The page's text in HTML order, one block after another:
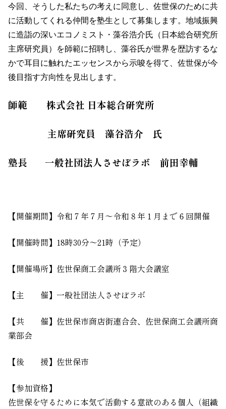
今回、そうした私たちの考えに同意し、佐世保のために共
に活動してくれる仲間を塾生として募集します。地域振興
に造詣の深いエコノミスト・藻谷浩介氏（日本総合研究所
主席研究員）を師範に招聘し、藻谷氏が世界を歴訪するな
かで耳目に触れたエッセンスから示唆を得て、佐世保が今
後目指す方向性を見出します。
師範 株式会社 日本総合研究所
主席研究員 藻谷浩介 氏
塾長 一般社団法人させぼラボ 前田幸輔
【開催期間】令和７年７月～令和８年１月まで６回開催
【開催時間】 18時30分～21時（予定）
【開催場所】佐世保商工会議所３階大会議室
【主 催】一般社団法人させぼラボ
【共 催】佐世保市商店街連合会、佐世保商工会議所商
業部会
【後 援】佐世保市
【参加資格】
佐世保を守るために本気で活動する意欲のある個人（組織